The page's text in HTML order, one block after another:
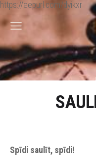
https://eepurl.com/dyikxr
Spīdi saulīt, spīdi!